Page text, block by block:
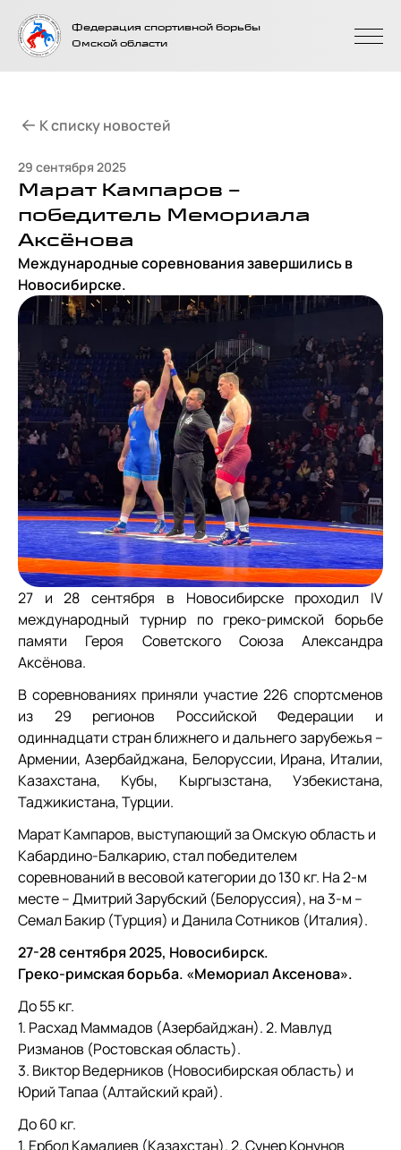
На главную
страницу
Федерация спортивной борьбы
Омской области
29 сентября 2025
Марат Кампаров –
победитель Мемориала
Аксёнова
Международные соревнования завершились в
Новосибирске.
27 и 28 сентября в Новосибирске проходил IV
международный турнир по греко-римской борьбе
памяти Героя Советского Союза Александра
Аксёнова.
В соревнованиях приняли участие 226 спортсменов
из 29 регионов Российской Федерации и
одиннадцати стран ближнего и дальнего зарубежья –
Армении, Азербайджана, Белоруссии, Ирана, Италии,
Казахстана, Кубы, Кыргызстана, Узбекистана,
Таджикистана, Турции.
Марат Кампаров, выступающий за Омскую область и
Кабардино-Балкарию, стал победителем
соревнований в весовой категории до 130 кг. На 2-м
месте – Дмитрий Зарубский (Белоруссия), на 3-м –
Семал Бакир (Турция) и Данила Сотников (Италия).
27-28 сентября 2025, Новосибирск.
Греко-римская борьба. «Мемориал Аксенова».
До 55 кг.
1. Расхад Маммадов (Азербайджан). 2. Мавлуд
Ризманов (Ростовская область).
3. Виктор Ведерников (Новосибирская область) и
Юрий Тапаа (Алтайский край).
До 60 кг.
1. Ербол Камалиев (Казахстан). 2. Сунер Конунов
К списку новостей